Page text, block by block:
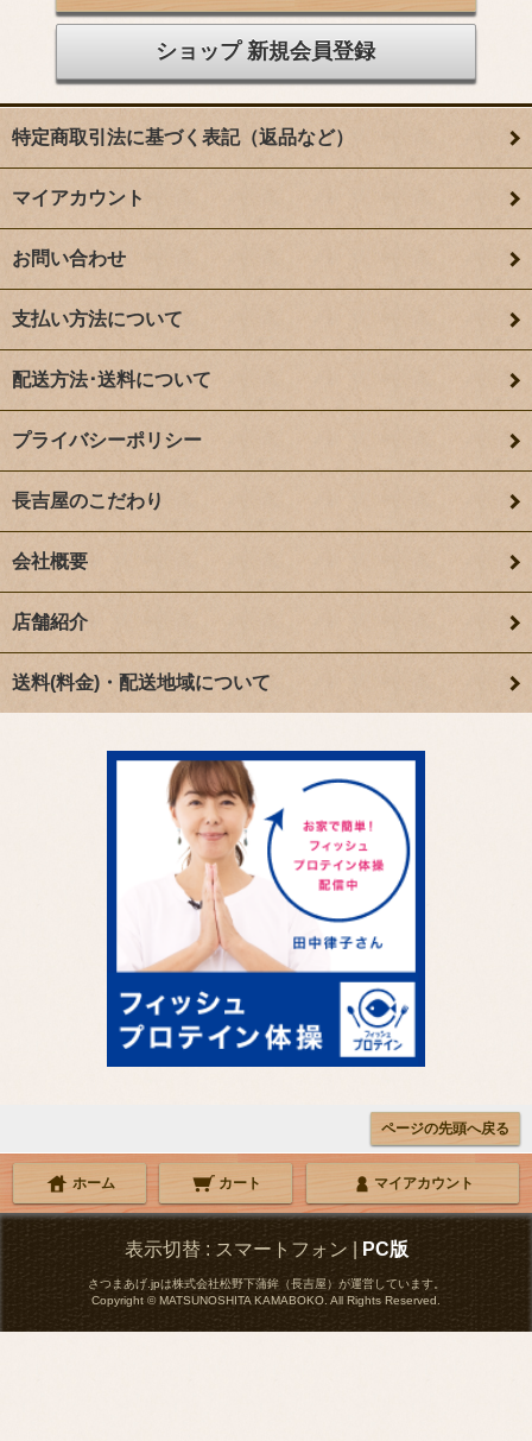
ショップ 新規会員登録
特定商取引法に基づく表記（返品など）
マイアカウント
お問い合わせ
支払い方法について
配送方法･送料について
プライバシーポリシー
長吉屋のこだわり
会社概要
店舗紹介
送料(料金)・配送地域について
ページの先頭へ戻る
ホーム カート マイアカウント
表示切替 : スマートフォン PC版
さつまあげ.jpは株式会社松野下蒲鉾（長吉屋）が運営しています。
Copyright © MATSUNOSHITA KAMABOKO. All Rights Reserved.